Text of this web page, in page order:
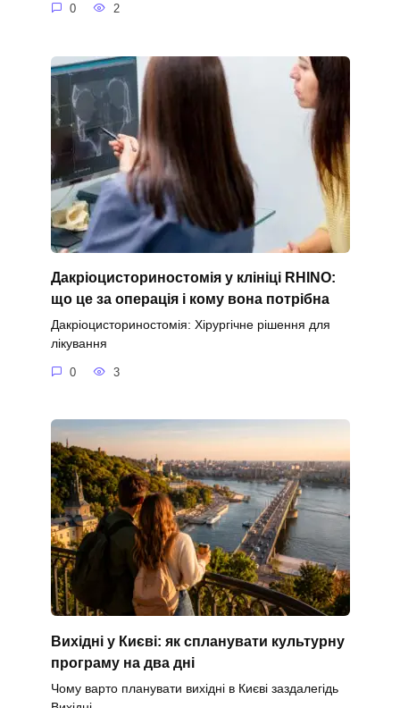
0 2
Дакріоцисториностомія у клініці RHINO:
що це за операція і кому вона потрібна
Дакріоцисториностомія: Хірургічне рішення для
лікування
0 3
Вихідні у Києві: як спланувати культурну
програму на два дні
Чому варто планувати вихідні в Києві заздалегідь